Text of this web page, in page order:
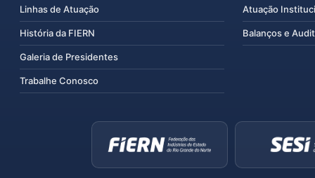
Linhas de Atuação
História da FIERN
Galeria de Presidentes
Trabalhe Conosco
Atuação
Balanços e